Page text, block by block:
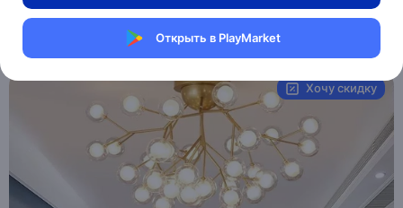
Открыть в PlayMarket
Магазин Table lamps
MXM7049417192
Хочу скидку